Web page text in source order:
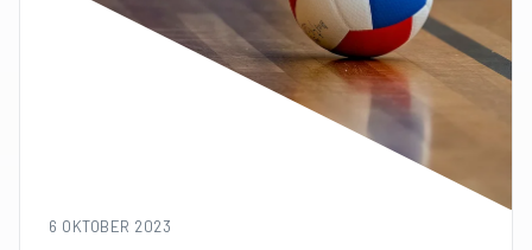
6 OKTOBER 2023